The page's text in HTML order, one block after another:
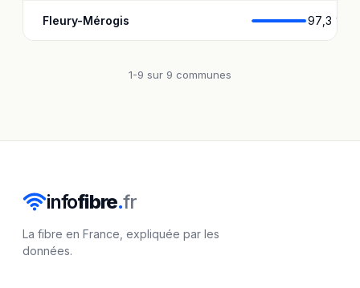
Fleury-Mérogis 97,3 %
1-9 sur 9 communes
infofibre.fr
La fibre en France, expliquée par les
données.